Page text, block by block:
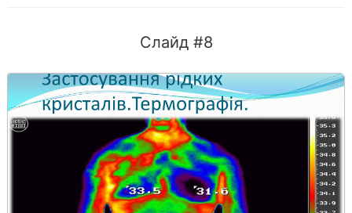
Слайд #8